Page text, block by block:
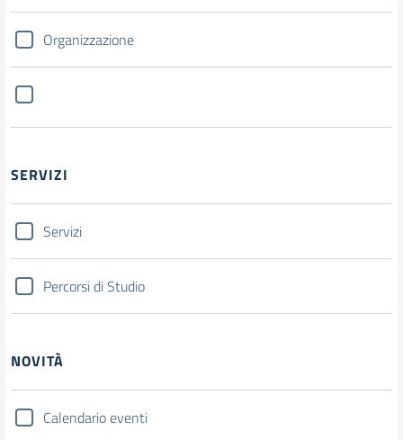
Organizzazione
SERVIZI
Servizi
Percorsi di Studio
NOVITÀ
Calendario eventi